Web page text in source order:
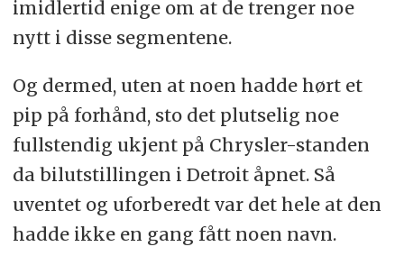
imidlertid enige om at de trenger noe
nytt i disse segmentene.
Og dermed, uten at noen hadde hørt et
pip på forhånd, sto det plutselig noe
fullstendig ukjent på Chrysler-standen
da bilutstillingen i Detroit åpnet. Så
uventet og uforberedt var det hele at den
hadde ikke en gang fått noen navn.